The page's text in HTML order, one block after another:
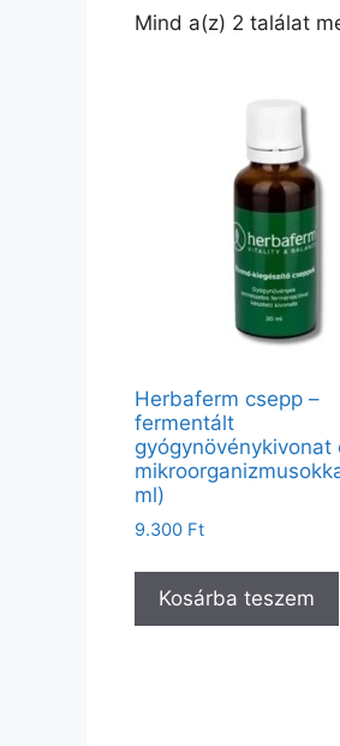
Mind a(z) 2 találat
Herbaferm csepp –
fermentált
gyógynövénykivonat
ml)
9.300 Ft
Kosárba teszem